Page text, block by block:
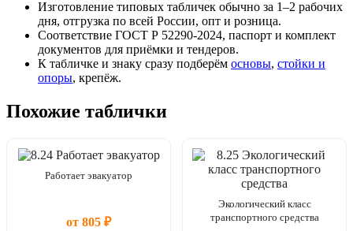
Изготовление типовых табличек обычно за 1–2 рабочих
дня, отгрузка по всей России, опт и розница.
Соответствие ГОСТ Р 52290-2024, паспорт и комплект
документов для приёмки и тендеров.
К табличке и знаку сразу подберём основы, стойки и
опоры, крепёж.
Похожие таблички
Работает эвакуатор
от 805 ₽
Экологический класс
транспортного средства